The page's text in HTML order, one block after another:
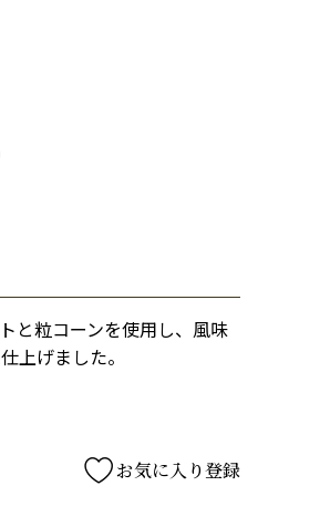
と粒コーンを使用し、風味
上げました。
お気に入り登録